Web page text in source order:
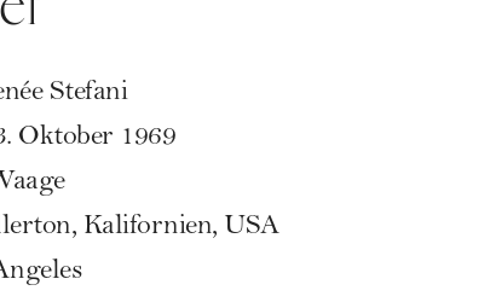
Stefani
Oktober 1969
Kalifornien, USA